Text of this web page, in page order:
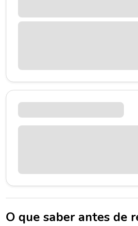
O que saber antes de